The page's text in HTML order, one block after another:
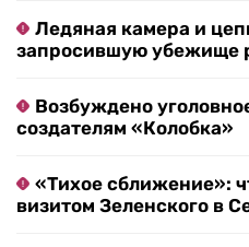
Ледяная камера и
запросившую убежище
Возбуждено
создателям «Колобка»
«Тихое сближение»:
визитом Зеленского в